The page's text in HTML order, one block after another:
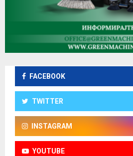
FACEBOOK
TWITTER
INSTAGRAM
YOUTUBE